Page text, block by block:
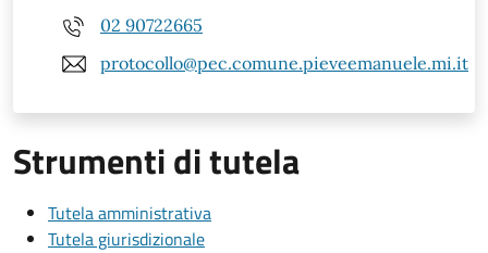
02 90722665
protocollo@pec.comune.pieveemanuele.mi.it
Strumenti di tutela
Tutela amministrativa
Tutela giurisdizionale